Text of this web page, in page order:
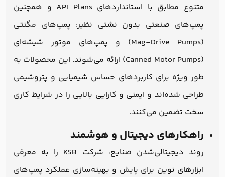
متنوع مطابق با استانداردهای API Plans و همچنین
پمپ‌های صنعتی بدون نشتی نظیر: پمپ‌های مگنتی
(Mag-Drive Pumps) و پمپ‌های موتور شیشه‌ای
(Canned Motor Pumps) ارائه می‌شوند. این محصولات به
طور ویژه برای کاربردهای حساس شیمیایی و پتروشیمی
طراحی شده‌اند و ایمنی و کارایی بالایی را در شرایط کاری
سخت تضمین می‌کنند.
راهکارهای دیجیتال و هوشمند
روند دیجیتالی‌شدن صنایع، شرکت KSB را به معرفی
ابزارهای نوین برای پایش و بهینه‌سازی عملکرد پمپ‌های